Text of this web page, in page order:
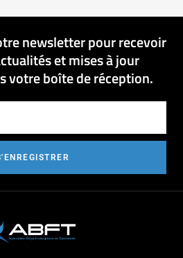
newsletter pour recevoir
et mises à jour
votre boîte de réception.